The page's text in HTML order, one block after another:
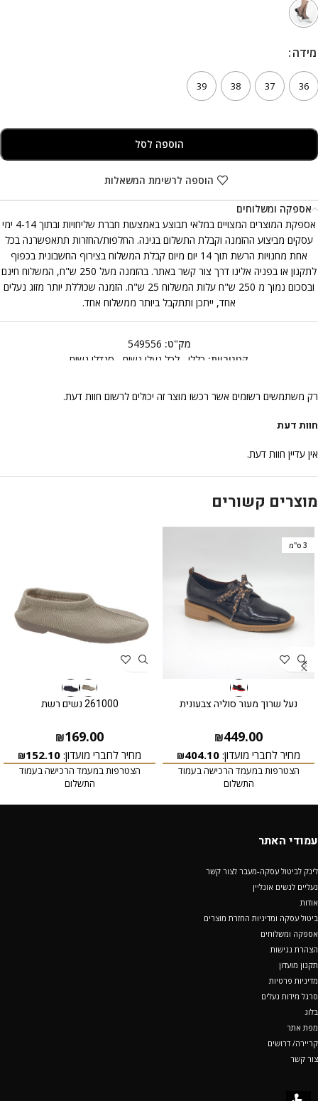
מידה
מידה
36
37
38
39
הוספה לסל
הוספה לרשימת המשאלות
אספקה ומשלוחים
אספקת המוצרים המצויים במלאי תבוצע באמצעות חברת שליחויות ובתוך 4-14 ימי
עסקים מביצוע ההזמנה וקבלת התשלום בגינה. החלפות/החזרות תתאפשרנה בכל
אחת מחנויות הרשת תוך 14 יום מיום קבלת המשלוח בצירוף החשבונית בכפוף
לתקנון או בפניה אלינו דרך צור קשר באתר. בהזמנה מעל 250 ש"ח, המשלוח חינם
ובסכום נמוך מ 250 ש"ח עלות המשלוח 25 ש"ח. הזמנה שכוללת יותר מזוג נעלים
אחד, ייתכן ותתקבל ביותר ממשלוח אחד.
מק"ט: 549556
קטגוריות: כללי לכל נעלי נשים סנדלי נשים
חוות דעת
אין עדיין חוות דעת.
רק משתמשים רשומים אשר רכשו מוצר זה יכולים לרשום חוות דעת.
מוצרים קשורים
3 ס"מ
נעל שרוך מעור סוליה צבעונית
₪449.00
מחיר לחברי מועדון: ₪404.10
הצטרפות במעמד הרכישה בעמוד
התשלום
261000 נשים רשת
₪169.00
מחיר לחברי מועדון: ₪152.10
הצטרפות במעמד הרכישה בעמוד
התשלום
עמודי האתר
לינק לביטול עסקה-מעבר לצור קשר
נעליים לנשים אונליין
אודות
ביטול עסקה ומדיניות החזרת מוצרים
אספקה ומשלוחים
הצהרת נגישות
תקנון מועדון
מדיניות פרטיות
סרגל מידות נעלים
בלוג
מפת אתר
קריירה/ דרושים
צור קשר